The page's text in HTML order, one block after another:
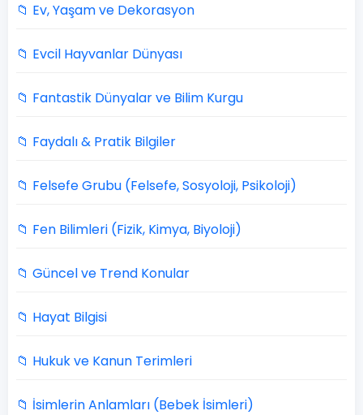
📁 Ev, Yaşam ve Dekorasyon
📁 Evcil Hayvanlar Dünyası
📁 Fantastik Dünyalar ve Bilim Kurgu
📁 Faydalı & Pratik Bilgiler
📁 Felsefe Grubu (Felsefe, Sosyoloji, Psikoloji)
📁 Fen Bilimleri (Fizik, Kimya, Biyoloji)
📁 Güncel ve Trend Konular
📁 Hayat Bilgisi
📁 Hukuk ve Kanun Terimleri
📁 İsimlerin Anlamları (Bebek İsimleri)